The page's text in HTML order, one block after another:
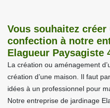
Vous souhaitez
confection à notre
Elagueur Paysagiste
La création ou aménagement
création d’une maison. Il faut
idées à un professionnel pour
Notre entreprise de jardinage